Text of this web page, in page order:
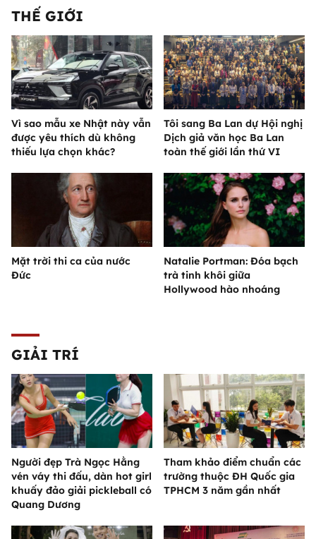
THẾ GIỚI
Vì sao mẫu xe Nhật này vẫn
được yêu thích dù không
thiếu lựa chọn khác?
Tôi sang Ba Lan dự Hội nghị
Dịch giả văn học Ba Lan
toàn thế giới lần thứ VI
Mặt trời thi ca của nước
Đức
Natalie Portman: Đóa bạch
trà tinh khôi giữa
Hollywood hào nhoáng
GIẢI TRÍ
Người đẹp Trà Ngọc Hằng
vén váy thi đấu, dàn hot girl
khuấy đảo giải pickleball có
Quang Dương
Tham khảo điểm chuẩn các
trường thuộc ĐH Quốc gia
TPHCM 3 năm gần nhất